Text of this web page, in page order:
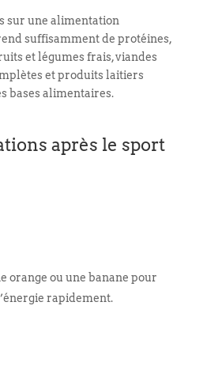
sur une alimentation
suffisamment de protéines,
et légumes frais, viandes
et produits laitiers
bases alimentaires.
après le sport
orange ou une banane pour
rapidement.